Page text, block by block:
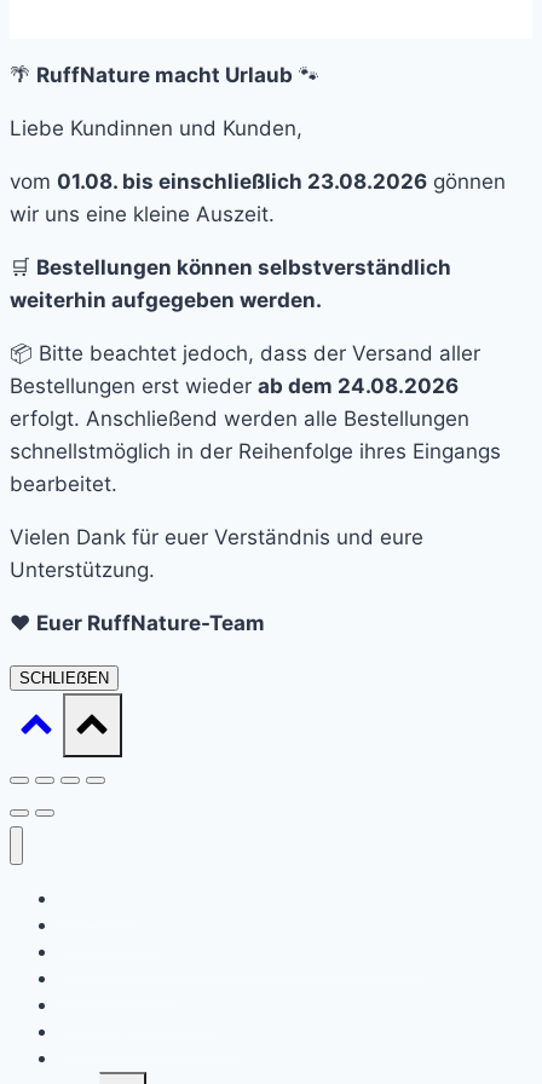
🌴 RuffNature macht Urlaub 🐾
Liebe Kundinnen und Kunden,
vom 01.08. bis einschließlich 23.08.2026 gönnen
wir uns eine kleine Auszeit.
🛒 Bestellungen können selbstverständlich
weiterhin aufgegeben werden.
📦 Bitte beachtet jedoch, dass der Versand aller
Bestellungen erst wieder ab dem 24.08.2026
erfolgt. Anschließend werden alle Bestellungen
schnellstmöglich in der Reihenfolge ihres Eingangs
bearbeitet.
Vielen Dank für euer Verständnis und eure
Unterstützung.
❤️ Euer RuffNature-Team
SCHLIEẞEN